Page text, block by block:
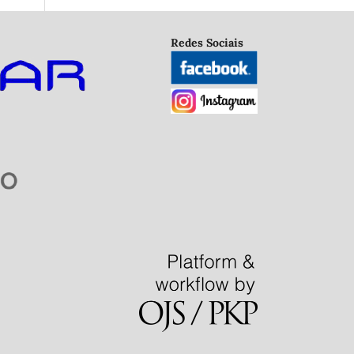
Redes Sociais